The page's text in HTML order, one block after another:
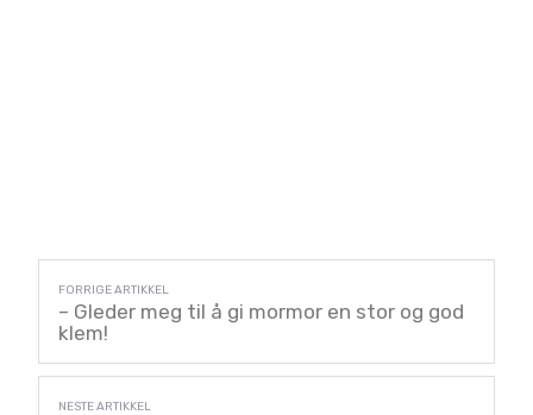
– Gleder meg til å gi mormor en stor og god
klem!